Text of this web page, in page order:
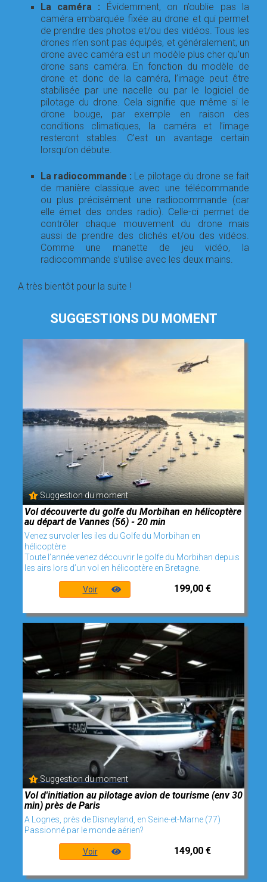
La caméra : Évidemment, on n’oublie pas la
caméra embarquée fixée au drone et qui permet
de prendre des photos et/ou des vidéos. Tous les
drones n’en sont pas équipés, et généralement, un
drone avec caméra est un modèle plus cher qu’un
drone sans caméra. En fonction du modèle de
drone et donc de la caméra, l’image peut être
stabilisée par une nacelle ou par le logiciel de
pilotage du drone. Cela signifie que même si le
drone bouge, par exemple en raison des
conditions climatiques, la caméra et l’image
resteront stables. C’est un avantage certain
lorsqu’on débute.
La radiocommande : Le pilotage du drone se fait
de manière classique avec une télécommande
ou plus précisément une radiocommande (car
elle émet des ondes radio). Celle-ci permet de
contrôler chaque mouvement du drone mais
aussi de prendre des clichés et/ou des vidéos.
Comme une manette de jeu vidéo, la
radiocommande s’utilise avec les deux mains.
A très bientôt pour la suite !
SUGGESTIONS DU MOMENT
Suggestion du moment
Vol découverte du golfe du Morbihan en hélicoptère
au départ de Vannes (56) - 20 min
Venez survoler les iles du Golfe du Morbihan en
hélicoptère
Toute l’année venez découvrir le golfe du Morbihan depuis
les airs lors d’un vol en hélicoptère en Bretagne.
Voir 199,00 €
Suggestion du moment
Vol d'initiation au pilotage avion de tourisme (env 30
min) près de Paris
A Lognes, près de Disneyland, en Seine-et-Marne (77)
Passionné par le monde aérien?
Voir 149,00 €